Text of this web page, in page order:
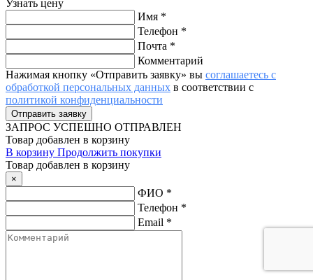
Узнать цену
Имя *
Телефон *
Почта *
Комментарий
Нажимая кнопку «Отправить заявку» вы соглашаетесь с
обработкой персональных данных в соответствии с
политикой конфиденциальности
ЗАПРОС УСПЕШНО ОТПРАВЛЕН
Товар добавлен в корзину
В корзину Продолжить покупки
Товар добавлен в корзину
×
ФИО *
Телефон *
Email *